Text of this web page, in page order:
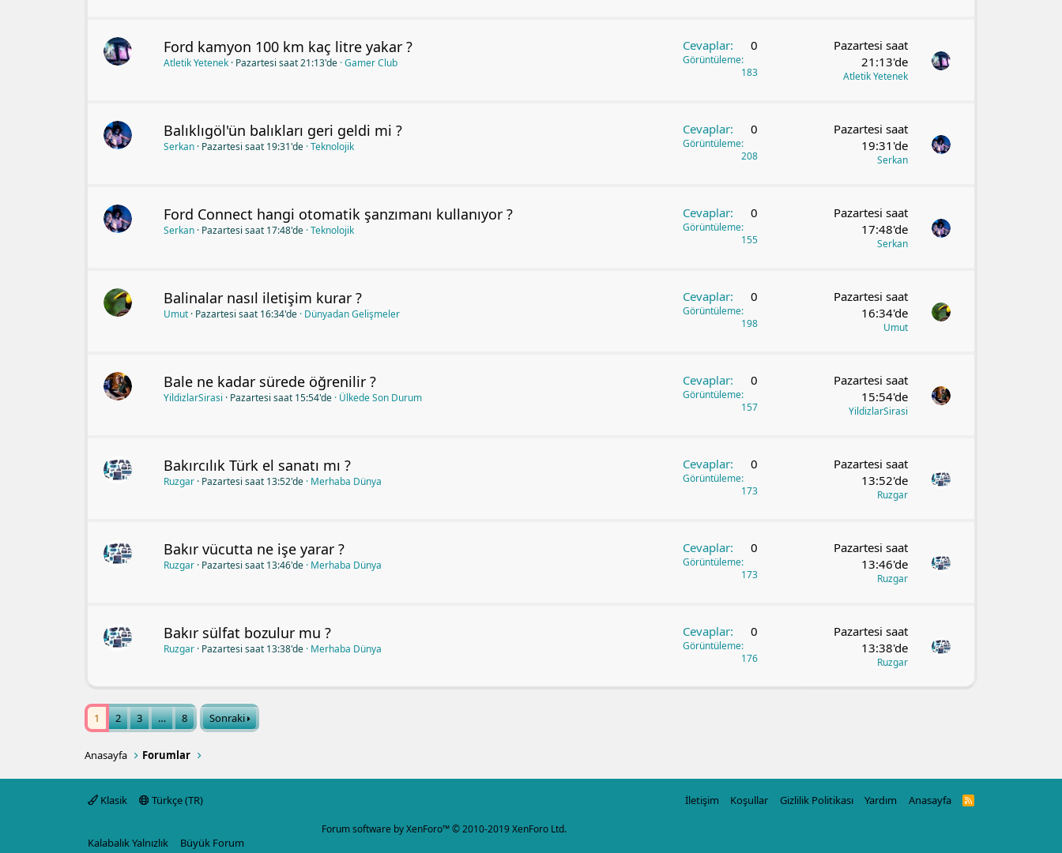
Ford kamyon 100 km kaç litre yakar ?
Atletik Yetenek Pazartesi saat 21:13'de Gamer Club
Cevaplar 0
Görüntüleme
183
Pazartesi saat
21:13'de
Atletik Yetenek
Balıklıgöl'ün balıkları geri geldi mi ?
Serkan Pazartesi saat 19:31'de Teknolojik
Cevaplar 0
Görüntüleme
208
Pazartesi saat
19:31'de
Serkan
Ford Connect hangi otomatik şanzımanı kullanıyor ?
Serkan Pazartesi saat 17:48'de Teknolojik
Cevaplar 0
Görüntüleme
155
Pazartesi saat
17:48'de
Serkan
Balinalar nasıl iletişim kurar ?
Umut Pazartesi saat 16:34'de Dünyadan Gelişmeler
Cevaplar 0
Görüntüleme
198
Pazartesi saat
16:34'de
Umut
Bale ne kadar sürede öğrenilir ?
YildizlarSirasi Pazartesi saat 15:54'de Ülkede Son Durum
Cevaplar 0
Görüntüleme
157
Pazartesi saat
15:54'de
YildizlarSirasi
Bakırcılık Türk el sanatı mı ?
Ruzgar Pazartesi saat 13:52'de Merhaba Dünya
Cevaplar 0
Görüntüleme
173
Pazartesi saat
13:52'de
Ruzgar
Bakır vücutta ne işe yarar ?
Ruzgar Pazartesi saat 13:46'de Merhaba Dünya
Cevaplar 0
Görüntüleme
173
Pazartesi saat
13:46'de
Ruzgar
Bakır sülfat bozulur mu ?
Ruzgar Pazartesi saat 13:38'de Merhaba Dünya
Cevaplar 0
Görüntüleme
176
Pazartesi saat
13:38'de
Ruzgar
1 2 3 … 8 Sonraki
Anasayfa Forumlar
Klasik Türkçe (TR) İletişim Koşullar Gizlilik Politikası Yardım Anasayfa
R
Forum software by XenForo™© 2010-2019 XenForo Ltd.
Kalabalık Yalnızlık Büyük Forum